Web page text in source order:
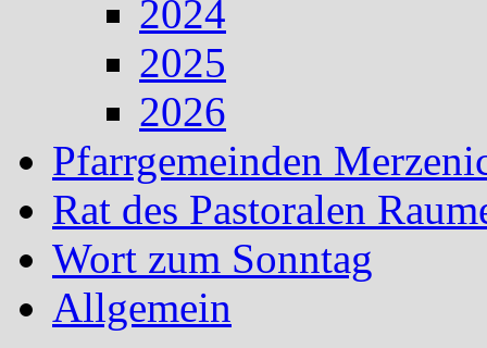
2024
2025
2026
Pfarrgemeinden
Rat des Pastoralen
Wort zum Sonntag
Allgemein